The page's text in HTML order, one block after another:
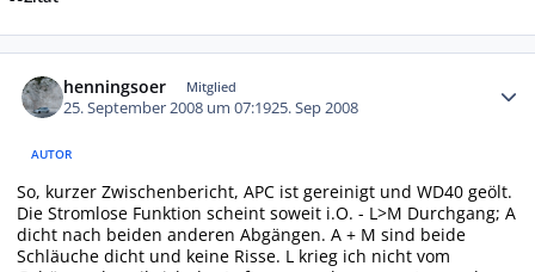
henningsoer Mitglied
25. September 2008 um 07:1925. Sep 2008
AUTOR
So, kurzer Zwischenbericht, APC ist gereinigt und WD40 geölt.
Die Stromlose Funktion scheint soweit i.O. - L>M Durchgang; A
dicht nach beiden anderen Abgängen. A + M sind beide
Schläuche dicht und keine Risse. L krieg ich nicht vom